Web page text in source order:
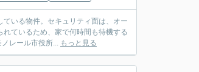
いる物件。セキュリティ面は、オー
ているため、家で何時間も待機する
レール市役所... もっと見る